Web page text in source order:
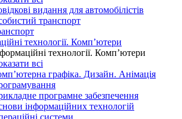
видання для автомобілістів
транспорт
технології. Комп’ютери
технології. Комп’ютери
всі
графіка. Дизайн. Анімація
програмне забезпечення
інформаційних технологій
системи